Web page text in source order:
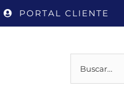
PORTAL CLIENTE